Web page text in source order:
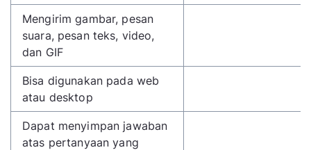
Mengirim gambar, pesan
suara, pesan teks, video,
dan GIF
Bisa digunakan pada web
atau desktop
Dapat menyimpan jawaban
atas pertanyaan yang